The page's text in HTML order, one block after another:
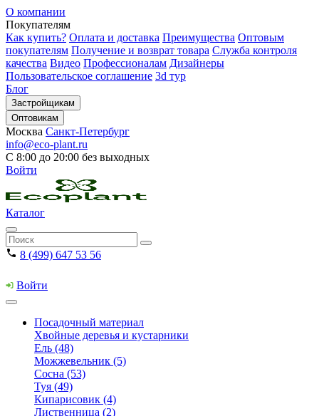
О компании
Покупателям
Как купить? Оплата и доставка Преимущества Оптовым
покупателям Получение и возврат товара Служба контроля
качества Видео Профессионалам Дизайнеры
Пользовательское соглашение 3d тур
Блог
Застройщикам
Оптовикам
Москва Санкт-Петербург
info@eco-plant.ru
С 8:00 до 20:00 без выходных
Войти
Каталог
8 (499) 647 53 56
Войти
Посадочный материал
Хвойные деревья и кустарники
Ель (48)
Можжевельник (5)
Сосна (53)
Туя (49)
Кипарисовик (4)
Лиственница (2)